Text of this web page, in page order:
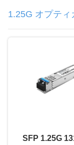
1.25G オプテ
SFP 1.25G